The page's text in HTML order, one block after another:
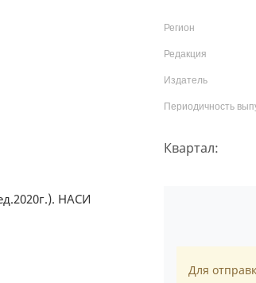
Регион
Редакция
Издатель
Периодичность
Квартал:
Для